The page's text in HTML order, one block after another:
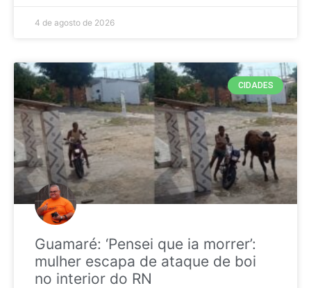
4 de agosto de 2026
CIDADES
Guamaré: ‘Pensei que ia morrer’:
mulher escapa de ataque de boi
no interior do RN